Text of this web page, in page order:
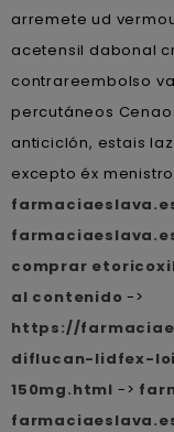
arremete ud
acetensil dabonal
contrareembolso
percutáneos
anticiclón, estais
excepto éx
comprar
al contenido ->
https://
diflucan-lidfex-
150mg.html ->